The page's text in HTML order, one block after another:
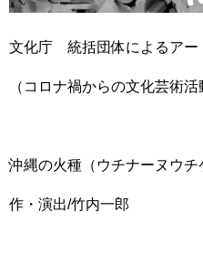
文化庁 統括団体によるアー
（コロナ禍からの文化芸術活
沖縄の火種（ウチナーヌウ
作・演出/竹内一郎